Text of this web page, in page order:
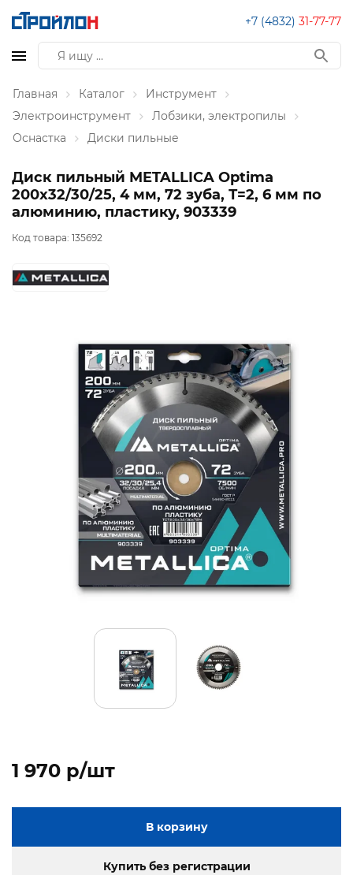
+7 (4832) 31-77-77
Главная Каталог
Инструмент
Электроинструмент
Лобзики, электропилы
Оснастка
Диски пильные
Диск пильный METALLICA Optima
200x32/30/25, 4 мм, 72 зуба, Т=2, 6 мм по
алюминию, пластику, 903339
Код товара: 135692
1 970 p/шт
В корзину
Купить без регистрации